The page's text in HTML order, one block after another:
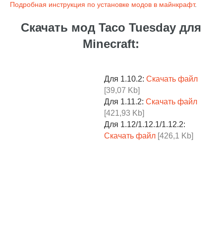
Подробная инструкция по установке модов в майнкрафт.
Скачать мод Taco Tuesday для
Minecraft:
Для 1.10.2: Скачать файл
[39,07 Kb]
Для 1.11.2: Скачать файл
[421,93 Kb]
Для 1.12/1.12.1/1.12.2:
Скачать файл [426,1 Kb]